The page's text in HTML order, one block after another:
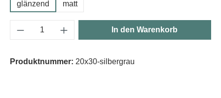
glänzend matt
Produkt Anzahl: Gib den gewünschten
In den Warenkorb
Produktnummer: 20x30-silbergrau